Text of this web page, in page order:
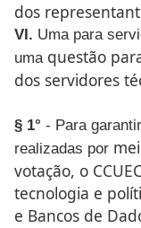
dos
VI. Uma para
uma questão
dos servidores
§ 1° - Para
realizadas por
votação, o
tecnologia e
e Bancos de